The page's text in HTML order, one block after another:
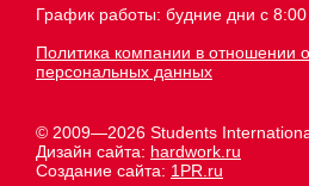
График работы: будние дни с
Политика компании в отношении
персональных данных
© 2009—2026 Students
Дизайн сайта: hardwork.ru
Создание сайта: 1PR.ru